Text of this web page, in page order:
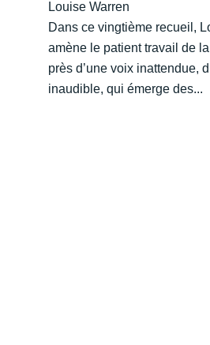
Louise Warren
Dans ce vingtième recueil,
amène le patient travail de
près d’une voix inattendue,
inaudible, qui émerge des...